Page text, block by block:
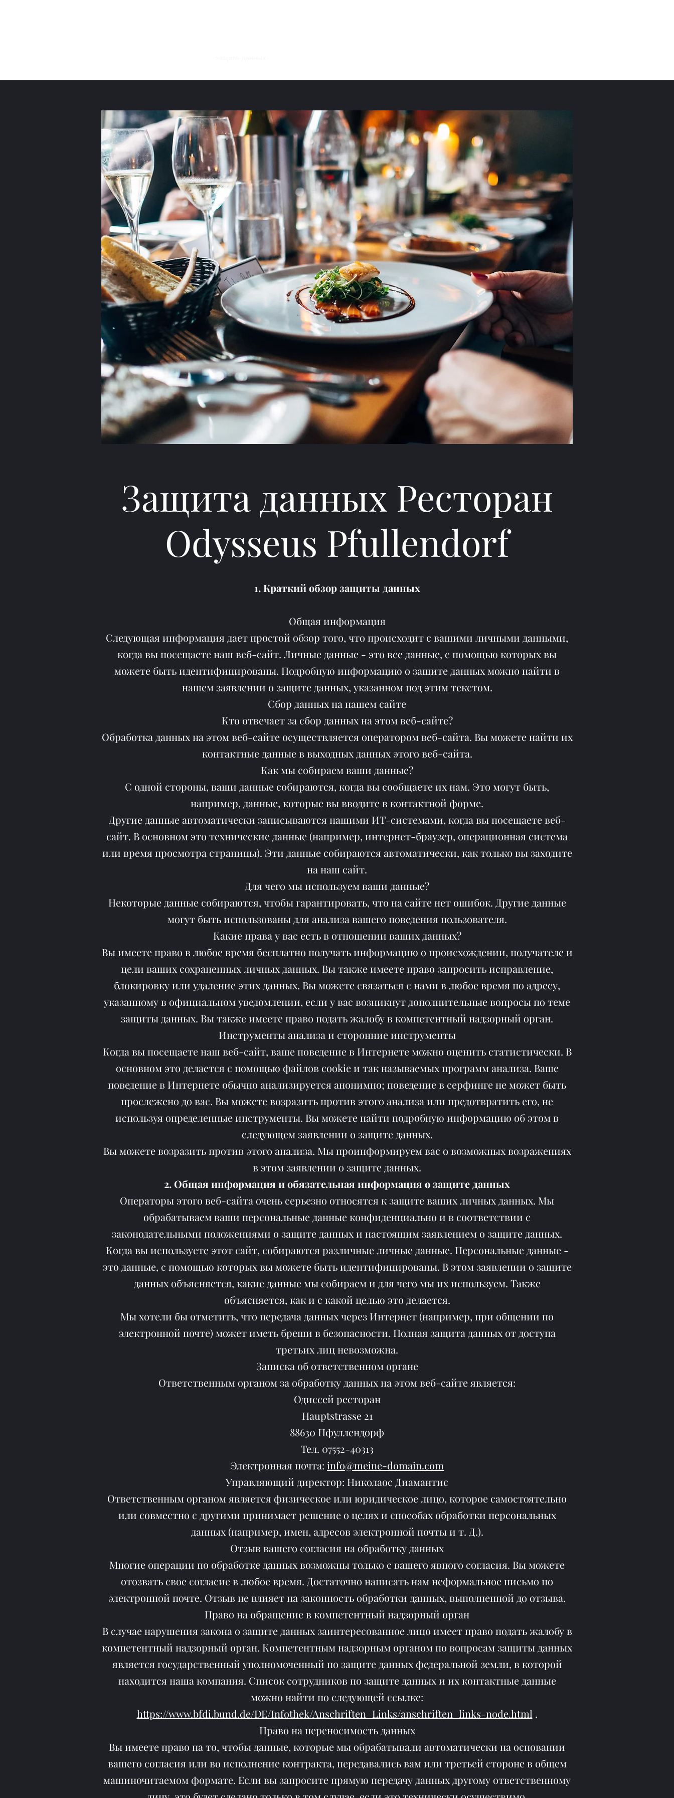
Защита данных Ресторан
Odysseus Pfullendorf
1. Краткий обзор защиты данных
Общая информация
Следующая информация дает простой обзор того, что происходит с вашими личными данными,
когда вы посещаете наш веб-сайт. Личные данные - это все данные, с помощью которых вы
можете быть идентифицированы. Подробную информацию о защите данных можно найти в
нашем заявлении о защите данных, указанном под этим текстом.
Сбор данных на нашем сайте
Кто отвечает за сбор данных на этом веб-сайте?
Обработка данных на этом веб-сайте осуществляется оператором веб-сайта. Вы можете найти их
контактные данные в выходных данных этого веб-сайта.
Как мы собираем ваши данные?
С одной стороны, ваши данные собираются, когда вы сообщаете их нам. Это могут быть,
например, данные, которые вы вводите в контактной форме.
Другие данные автоматически записываются нашими ИТ-системами, когда вы посещаете веб-
сайт. В основном это технические данные (например, интернет-браузер, операционная система
или время просмотра страницы). Эти данные собираются автоматически, как только вы заходите
на наш сайт.
Для чего мы используем ваши данные?
Некоторые данные собираются, чтобы гарантировать, что на сайте нет ошибок. Другие данные
могут быть использованы для анализа вашего поведения пользователя.
Какие права у вас есть в отношении ваших данных?
Вы имеете право в любое время бесплатно получать информацию о происхождении, получателе и
цели ваших сохраненных личных данных. Вы также имеете право запросить исправление,
блокировку или удаление этих данных. Вы можете связаться с нами в любое время по адресу,
указанному в официальном уведомлении, если у вас возникнут дополнительные вопросы по теме
защиты данных. Вы также имеете право подать жалобу в компетентный надзорный орган.
Инструменты анализа и сторонние инструменты
Когда вы посещаете наш веб-сайт, ваше поведение в Интернете можно оценить статистически. В
основном это делается с помощью файлов cookie и так называемых программ анализа. Ваше
поведение в Интернете обычно анализируется анонимно; поведение в серфинге не может быть
прослежено до вас. Вы можете возразить против этого анализа или предотвратить его, не
используя определенные инструменты. Вы можете найти подробную информацию об этом в
следующем заявлении о защите данных.
Вы можете возразить против этого анализа. Мы проинформируем вас о возможных возражениях
в этом заявлении о защите данных.
2. Общая информация и обязательная информация о защите данных
Операторы этого веб-сайта очень серьезно относятся к защите ваших личных данных. Мы
обрабатываем ваши персональные данные конфиденциально и в соответствии с
законодательными положениями о защите данных и настоящим заявлением о защите данных.
Когда вы используете этот сайт, собираются различные личные данные. Персональные данные -
это данные, с помощью которых вы можете быть идентифицированы. В этом заявлении о защите
данных объясняется, какие данные мы собираем и для чего мы их используем. Также
объясняется, как и с какой целью это делается.
Мы хотели бы отметить, что передача данных через Интернет (например, при общении по
электронной почте) может иметь бреши в безопасности. Полная защита данных от доступа
третьих лиц невозможна.
Записка об ответственном органе
Ответственным органом за обработку данных на этом веб-сайте является:
Одиссей ресторан
Hauptstrasse 21
88630 Пфуллендорф
Тел. 07552-40313
Электронная почта: info@meine-domain.com
Управляющий директор: Николаос Диамантис
Ответственным органом является физическое или юридическое лицо, которое самостоятельно
или совместно с другими принимает решение о целях и способах обработки персональных
данных (например, имен, адресов электронной почты и т. Д.).
Отзыв вашего согласия на обработку данных
Многие операции по обработке данных возможны только с вашего явного согласия. Вы можете
отозвать свое согласие в любое время. Достаточно написать нам неформальное письмо по
электронной почте. Отзыв не влияет на законность обработки данных, выполненной до отзыва.
Право на обращение в компетентный надзорный орган
В случае нарушения закона о защите данных заинтересованное лицо имеет право подать жалобу в
компетентный надзорный орган. Компетентным надзорным органом по вопросам защиты данных
является государственный уполномоченный по защите данных федеральной земли, в которой
находится наша компания. Список сотрудников по защите данных и их контактные данные
можно найти по следующей ссылке:
https://www.bfdi.bund.de/DE/Infothek/Anschriften_Links/anschriften_links-node.html .
Право на переносимость данных
Вы имеете право на то, чтобы данные, которые мы обрабатывали автоматически на основании
вашего согласия или во исполнение контракта, передавались вам или третьей стороне в общем
машиночитаемом формате. Если вы запросите прямую передачу данных другому ответственному